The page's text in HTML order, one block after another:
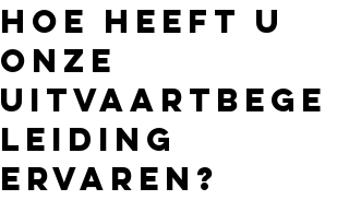
Hoe heeft u
onze
uitvaartbege
leiding
ervaren?